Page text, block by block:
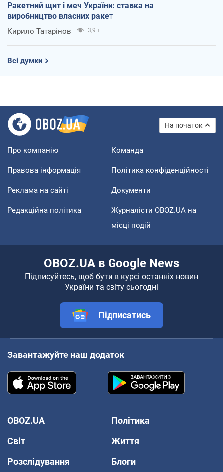
Ракетний щит і меч України: ставка на
виробництво власних ракет
Кирило Татарінов 3,9 т.
Всі думки
На початок
Про компанію Команда
Правова інформація Політика конфіденційності
Реклама на сайті Документи
Редакційна політика
Журналісти OBOZ.UA на
місці подій
OBOZ.UA в Google News
Підписуйтесь, щоб бути в курсі останніх новин
України та світу сьогодні
Підписатись
Завантажуйте наш додаток
OBOZ.UA
Політика
Світ
Життя
Розслідування
Блоги